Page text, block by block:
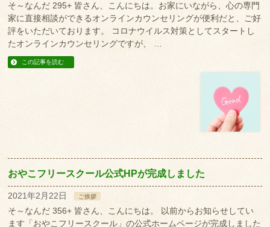
そ～なんだ 295+ 皆さん、こんにちは。お家にいながら、心の専門
家に直接相談ができるオンラインカウンセリングが便利だと、ご好
評をいただいております。 コロナウイルス対策としてスタートし
たオンラインカウンセリングですが、 …
この記事を読む
おやこフリースクール公式HPが完成しました
2021年2月22日 ご挨拶
そ～なんだ 356+ 皆さん、こんにちは。 以前からお知らせしてい
ます「おやこフリースクール」の公式ホームページが完成しました